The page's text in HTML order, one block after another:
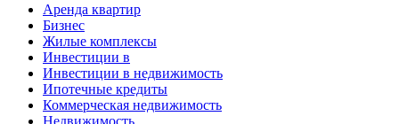
Аренда квартир
Бизнес
Жилые комплексы
Инвестиции в
Инвестиции в недвижимость
Ипотечные кредиты
Коммерческая недвижимость
Недвижимость